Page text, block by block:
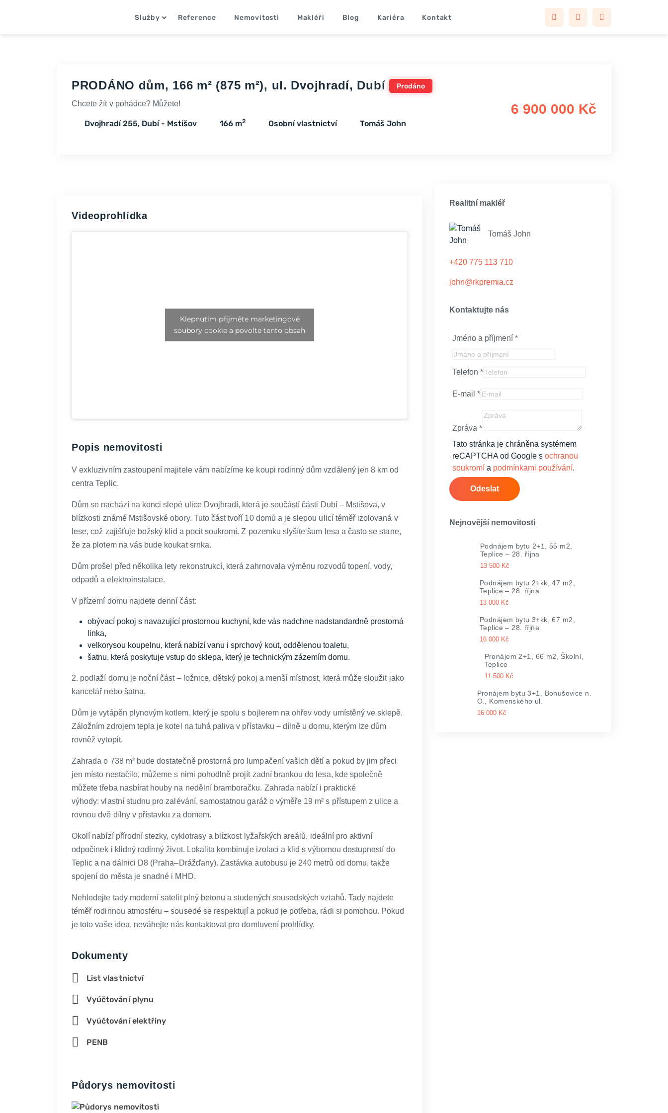
Služby Reference Nemovitosti Makléři Blog Kariéra Kontakt
PRODÁNO dům, 166 m² (875 m²), ul. Dvojhradí, Dubí Prodáno
Chcete žít v pohádce? Můžete!
Dvojhradí 255, Dubí - Mstišov 166 m2 Osobní vlastnictví Tomáš John
6 900 000 Kč
Videoprohlídka
Klepnutím přijměte marketingové
soubory cookie a povolte tento obsah
Popis nemovitosti
V exkluzivním zastoupení majitele vám nabízíme ke koupi rodinný dům vzdálený jen 8 km od
centra Teplic.
Dům se nachází na konci slepé ulice Dvojhradí, která je součástí části Dubí – Mstišova, v
blízkosti známé Mstišovské obory. Tuto část tvoří 10 domů a je slepou ulicí téměř izolovaná v
lese, což zajišťuje božský klid a pocit soukromí. Z pozemku slyšíte šum lesa a často se stane,
že za plotem na vás bude koukat srnka.
Dům prošel před několika lety rekonstrukcí, která zahrnovala výměnu rozvodů topení, vody,
odpadů a elektroinstalace.
V přízemí domu najdete denní část:
obývací pokoj s navazující prostornou kuchyní, kde vás nadchne nadstandardně prostorná
linka,
velkorysou koupelnu, která nabízí vanu i sprchový kout, oddělenou toaletu,
šatnu, která poskytuje vstup do sklepa, který je technickým zázemím domu.
2. podlaží domu je noční část – ložnice, dětský pokoj a menší místnost, která může sloužit jako
kancelář nebo šatna.
Dům je vytápěn plynovým kotlem, který je spolu s bojlerem na ohřev vody umístěný ve sklepě.
Záložním zdrojem tepla je kotel na tuhá paliva v přístavku – dílně u domu, kterým lze dům
rovněž vytopit.
Zahrada o 738 m² bude dostatečně prostorná pro lumpačení vašich dětí a pokud by jim přeci
jen místo nestačilo, můžeme s nimi pohodlně projít zadní brankou do lesa, kde společně
můžete třeba nasbírat houby na nedělní bramboračku. Zahrada nabízí i praktické
výhody: vlastní studnu pro zalévání, samostatnou garáž o výměře 19 m² s přístupem z ulice a
rovnou dvě dílny v přístavku za domem.
Okolí nabízí přírodní stezky, cyklotrasy a blízkost lyžařských areálů, ideální pro aktivní
odpočinek i klidný rodinný život. Lokalita kombinuje izolaci a klid s výbornou dostupností do
Teplic a na dálnici D8 (Praha–Drážďany). Zastávka autobusu je 240 metrů od domu, takže
spojení do města je snadné i MHD.
Nehledejte tady moderní satelit plný betonu a studených sousedských vztahů. Tady najdete
téměř rodinnou atmosféru – sousedé se respektují a pokud je potřeba, rádi si pomohou. Pokud
je toto vaše idea, neváhejte nás kontaktovat pro domluvení prohlídky.
Dokumenty
List vlastnictví
Vyúčtování plynu
Vyúčtování elektřiny
PENB
Půdorys nemovitosti
Realitní makléř
Tomáš John
+420 775 113 710
john@rkpremia.cz
Kontaktujte nás
Jméno a příjmení *
Telefon *
E-mail *
Zpráva *
Tato stránka je chráněna systémem
reCAPTCHA od Google s ochranou
soukromí a podmínkami používání.
Odeslat
Nejnovější nemovitosti
Podnájem bytu 2+1, 55 m2,
Teplice – 28. října
13 500 Kč
Podnájem bytu 2+kk, 47 m2,
Teplice – 28. října
13 000 Kč
Podnájem bytu 3+kk, 67 m2,
Teplice – 28. října
16 000 Kč
Pronájem 2+1, 66 m2, Školní,
Teplice
11 500 Kč
Pronájem bytu 3+1, Bohušovice n.
O., Komenského ul.
16 000 Kč